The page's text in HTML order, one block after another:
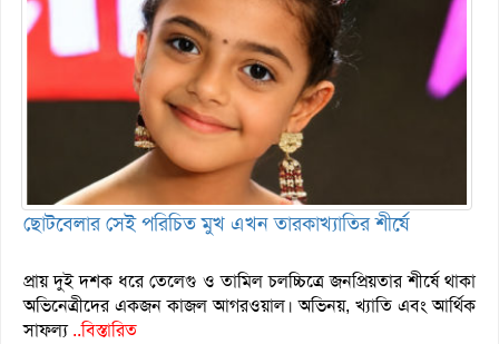
ছোটবেলার সেই পরিচিত মুখ এখন তারকাখ্যাতির শীর্ষে
প্রায় দুই দশক ধরে তেলেগু ও তামিল চলচ্চিত্রে জনপ্রিয়তার শীর্ষে থাকা
অভিনেত্রীদের একজন কাজল আগরওয়াল। অভিনয়, খ্যাতি এবং আর্থিক
সাফল্য..বিস্তারিত